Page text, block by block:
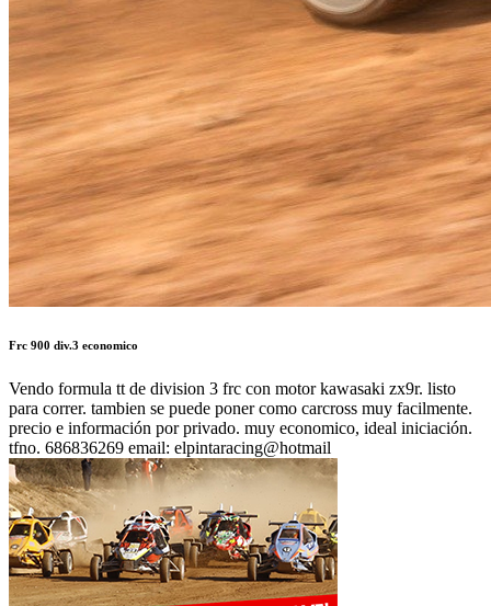
Frc 900 div.3 economico
Vendo formula tt de division 3 frc con motor kawasaki zx9r. listo
para correr. tambien se puede poner como carcross muy facilmente.
precio e información por privado. muy economico, ideal iniciación.
tfno. 686836269 email: elpintaracing@hotmail